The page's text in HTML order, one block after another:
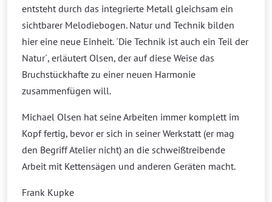
entsteht durch das integrierte Metall gleichsam ein
sichtbarer Melodiebogen. Natur und Technik bilden
hier eine neue Einheit. ´Die Technik ist auch ein Teil der
Natur´, erläutert Olsen, der auf diese Weise das
Bruchstückhafte zu einer neuen Harmonie
zusammenfügen will.
Michael Olsen hat seine Arbeiten immer komplett im
Kopf fertig, bevor er sich in seiner Werkstatt (er mag
den Begriff Atelier nicht) an die schweißtreibende
Arbeit mit Kettensägen und anderen Geräten macht.
Frank Kupke